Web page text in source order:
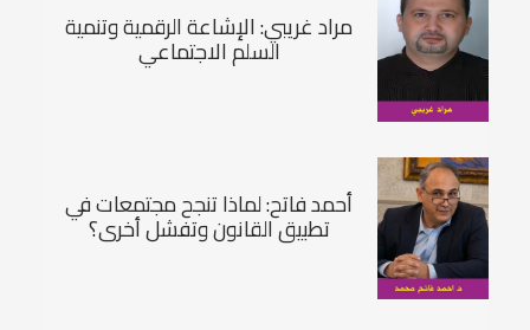
مراد غريبي: الإشاعة الرقمية وتنمية
السلم الاجتماعي
أحمد فاتح: لماذا تنجح مجتمعات في
تطبيق القانون وتفشل أخری؟